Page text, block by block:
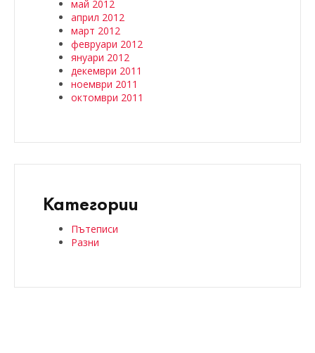
май 2012
април 2012
март 2012
февруари 2012
януари 2012
декември 2011
ноември 2011
октомври 2011
Категории
Пътеписи
Разни